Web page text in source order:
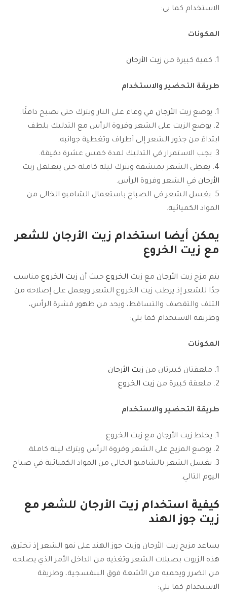
الاستخدام كما يي:
المكونات
كمية كبيرة من زيت الأرجان
طريقة التحضير والاستخدام
يوضع زيت الأرجان في وعاء على النار ويترك حتى يصبح دافئًا.
يوضع الزيت على الشعر وفروة الرأس مع التدليك بلطف
ابتداءً من جذور الشعر إلى أطراف وتغطية جوانبه.
يجب الاستمرار في التدليك لمدة خمس عشرة دقيقة.
يغطى الشعر بمنشفة ويترك ليلة كاملة حتى يتغلغل زيت
الأرجان في الشعر وفروة الرأس.
يغسل الشعر في الصباح باستعمال الشامبو الخالى من
المواد الكميائية.
يمكن أيضا استخدام زيت الأرجان للشعر
مع زيت الخروع
يتم مزج زيت الأرجان مع زيت الخروع حيث أن زيت الخروع مناسب
جدًا للشعر إذ يرطب زيت الخروع الشعر ويعمل على إصلاحه من
التلف والتقصف والتساقط، ويحد من ظهور قشرة الرأس،
وطريقة الاستخدام كما يلي:
المكونات
ملعقتان كبيرتان من زيت الأرجان
ملعقة كبيرة من زيت الخروع
طريقة التحضير والاستخدام
يخلط زيت الأرجان مع زيت الخروع .
يوضع المزيج على الشعر وفروة الرأس ويترك ليلة كاملة.
يغسل الشعر بالشامبو الخالى من المواد الكميائية في صباح
اليوم التالي.
كيفية استخدام زيت الأرجان للشعر مع
زيت جوز الهند
يساعد مزيج زيت الأرجان وزيت جوز الهند على نمو الشعر إذ تخترق
هذه الزيوت بصيلات الشعر وتغذيه من الداخل الأمر الذي يصلحه
من الضرر ويحميه من الأشعة فوق البنفسجية، وطريقة
الاستخدام كما يلي: